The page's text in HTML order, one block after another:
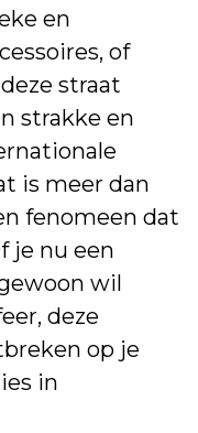
en
of
straat
strakke en
is meer dan
fenomeen dat
je nu een
wil
deze
op je
in